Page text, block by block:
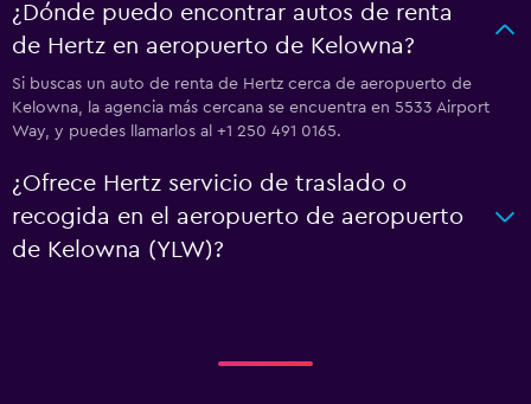
¿Dónde puedo encontrar autos de renta
de Hertz en aeropuerto de Kelowna?
Si buscas un auto de renta de Hertz cerca de aeropuerto de
Kelowna, la agencia más cercana se encuentra en 5533 Airport
Way, y puedes llamarlos al +1 250 491 0165.
¿Ofrece Hertz servicio de traslado o
recogida en el aeropuerto de aeropuerto
de Kelowna (YLW)?